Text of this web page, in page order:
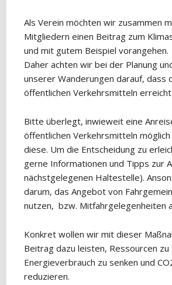
Als Verein möchten wir zusammen
Mitgliedern einen Beitrag zum
und mit gutem Beispiel vorangehen.
Daher achten wir bei der Planung
unserer Wanderungen darauf, dass
öffentlichen Verkehrsmitteln
Bitte überlegt, inwieweit eine
öffentlichen Verkehrsmitteln
diese. Um die Entscheidung zu
gerne Informationen und Tipps zur
nächstgelegenen Haltestelle).
darum, das Angebot von
nutzen, bzw. Mitfahrgelegenheiten
Konkret wollen wir mit dieser
Beitrag dazu leisten, Ressourcen zu
Energieverbrauch zu senken und
reduzieren.